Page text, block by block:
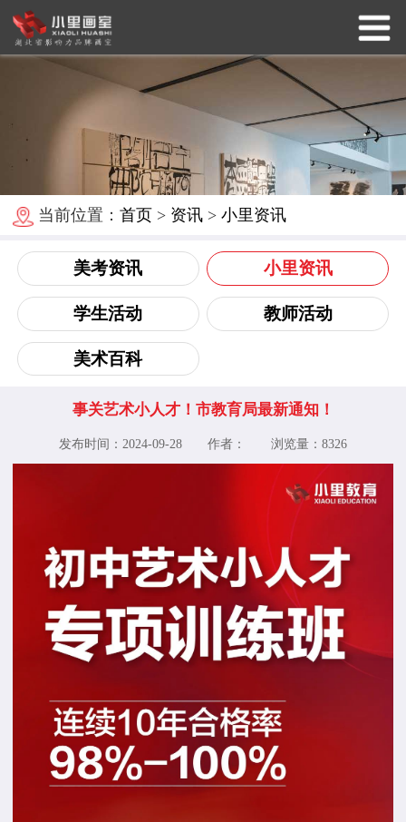
当前位置：首页 > 资讯 >小里资讯
美考资讯 小里资讯
学生活动 教师活动
美术百科
事关艺术小人才！市教育局最新通知！
发布时间：2024-09-28 作者： 浏览量： 8326